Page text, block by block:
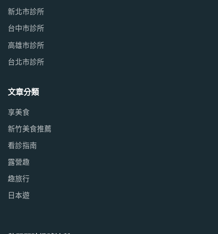
新北市診所
台中市診所
高雄市診所
台北市診所
文章分類
享美食
新竹美食推薦
看診指南
露營趣
趣旅行
日本遊